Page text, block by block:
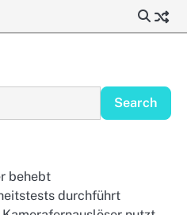
Search
behebt
durchführt